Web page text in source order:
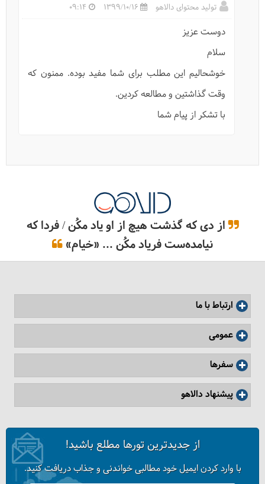
راهنمای استفاده و خرید باتوم کوهنوردی
در سفر چه لباسی بپوشیم؟
8 دلیل برای انتخاب سفرهای طبیعت گردی
تولید محتوای دالاهو 1399/10/16
09:14
دوست عزیز
سلام
خوشحالیم این مطلب برای شما مفید بوده. ممنون که
وقت گذاشتین و مطالعه کردین.
با تشکر از پیام شما
از دی که گذشت هیچ از او یاد مکُن / فردا که
نیامده‌ست فریاد مکُن ... «خیام»
ارتباط با ما
عمومی
سفرها
پیشنهاد دالاهو
از جدیدترین تورها مطلع باشید!
با وارد کردن ایمیل خود مطالبی خواندنی و جذاب دریافت کنید.